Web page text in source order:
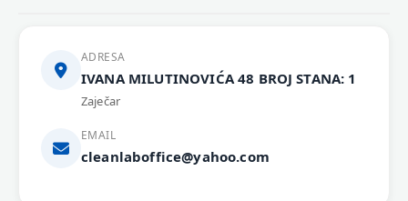
ADRESA
IVANA MILUTINOVIĆA 48 BROJ STANA: 1
Zaječar
EMAIL
cleanlaboffice@yahoo.com